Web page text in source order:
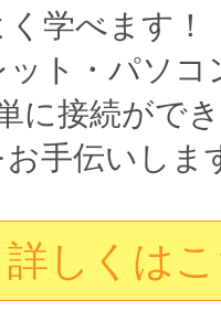
学べます！
ット・パソ
に接続がで
手伝いしま
詳しくは